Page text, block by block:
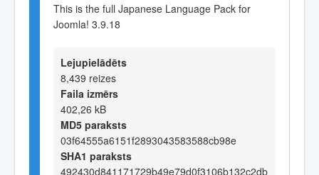
This is the full Japanese Language Pack for
Joomla! 3.9.18
Lejupielādēts
8,439 reizes
Faila izmērs
402,26 kB
MD5 paraksts
03f64555a6151f2893043583588cb98e
SHA1 paraksts
492430d841171729b49e79d0f3106b132c2db